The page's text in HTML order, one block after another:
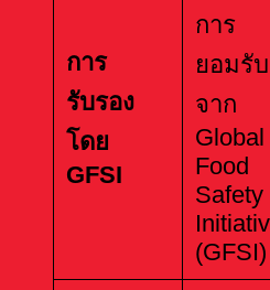
การ
รับรอง
โดย
GFSI
การ
ยอมรับ
จาก
Global
Food
Safety
(GFSI)